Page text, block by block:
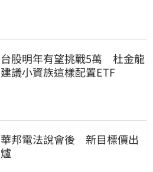
台股明年有望挑戰5萬 杜金龍
建議小資族這樣配置ETF
華邦電法說會後 新目標價出
爐